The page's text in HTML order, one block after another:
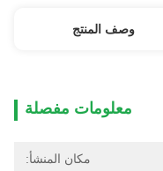
وصف المنتج
معلومات مفصلة
مكان المنشأ: